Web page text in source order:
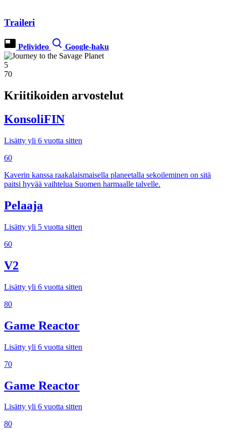
Traileri
Pelivideo Google-haku
5
70
Kriitikoiden arvostelut
KonsoliFIN
Lisätty yli 6 vuotta sitten
60
Kaverin kanssa raakalaismaisella planeetalla sekoileminen on sitä
paitsi hyvää vaihtelua Suomen harmaalle talvelle.
Pelaaja
Lisätty yli 5 vuotta sitten
60
V2
Lisätty yli 6 vuotta sitten
80
Game Reactor
Lisätty yli 6 vuotta sitten
70
Game Reactor
Lisätty yli 6 vuotta sitten
80